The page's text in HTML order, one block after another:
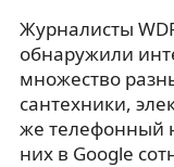
Журналисты
обнаружили
множество
сантехники,
же телефонный
них в Google